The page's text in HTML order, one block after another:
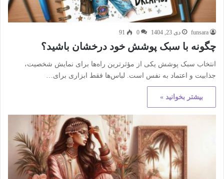
funsara دی 23, 1404 0
91
چگونه با سبک پوشش خود درخشان باشید؟
انتخاب سبک پوشش یکی از مؤثرترین راه‌ها برای نمایش شخصیت،
جذابیت و اعتماد به نفس است. لباس‌ها فقط ابزاری برای…
بیشتر بخوانید »